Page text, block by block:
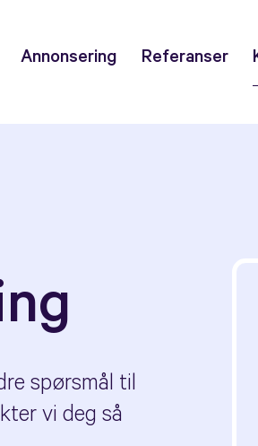
Annonsering Referanser
spørsmål til
vi deg så